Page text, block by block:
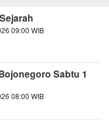
09:00 WIB
Sabtu 1
08:00 WIB